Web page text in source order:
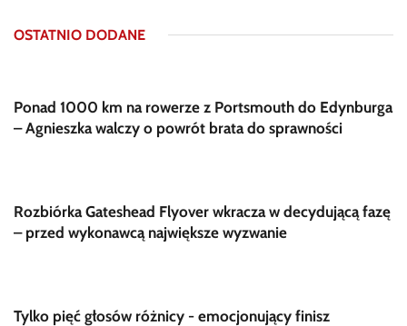
OSTATNIO DODANE
Ponad 1000 km na rowerze z Portsmouth do Edynburga
– Agnieszka walczy o powrót brata do sprawności
Rozbiórka Gateshead Flyover wkracza w decydującą fazę
– przed wykonawcą największe wyzwanie
Tylko pięć głosów różnicy - emocjonujący finisz